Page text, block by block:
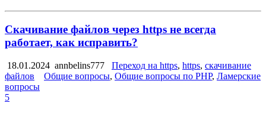
Скачивание файлов через https не всегда
работает, как исправить?
18.01.2024 annbelins777 Переход на https, https, скачивание
файлов
Общие вопросы, Общие вопросы по PHP, Ламерские
вопросы
5